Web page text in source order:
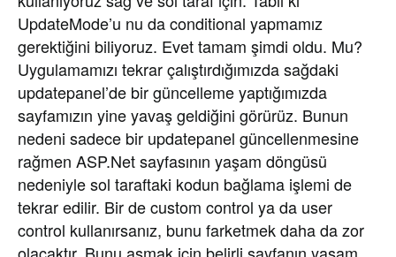
UpdateMode’u nu da conditional yapmamız
gerektiğini biliyoruz. Evet tamam şimdi oldu. Mu?
Uygulamamızı tekrar çalıştırdığımızda sağdaki
updatepanel’de bir güncelleme yaptığımızda
sayfamızın yine yavaş geldiğini görürüz. Bunun
nedeni sadece bir updatepanel güncellenmesine
rağmen ASP.Net sayfasının yaşam döngüsü
nedeniyle sol taraftaki kodun bağlama işlemi de
tekrar edilir. Bir de custom control ya da user
control kullanırsanız, bunu farketmek daha da zor